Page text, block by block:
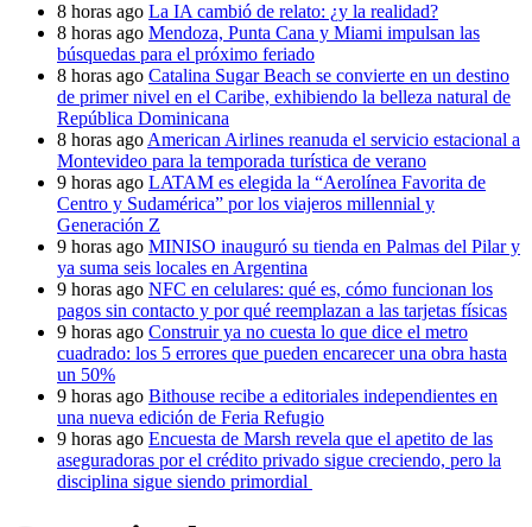
8 horas ago La IA cambió de relato: ¿y la realidad?
8 horas ago Mendoza, Punta Cana y Miami impulsan las
búsquedas para el próximo feriado
8 horas ago Catalina Sugar Beach se convierte en un destino
de primer nivel en el Caribe, exhibiendo la belleza natural de
República Dominicana
8 horas ago American Airlines reanuda el servicio estacional a
Montevideo para la temporada turística de verano
9 horas ago LATAM es elegida la “Aerolínea Favorita de
Centro y Sudamérica” por los viajeros millennial y
Generación Z
9 horas ago MINISO inauguró su tienda en Palmas del Pilar y
ya suma seis locales en Argentina
9 horas ago NFC en celulares: qué es, cómo funcionan los
pagos sin contacto y por qué reemplazan a las tarjetas físicas
9 horas ago Construir ya no cuesta lo que dice el metro
cuadrado: los 5 errores que pueden encarecer una obra hasta
un 50%
9 horas ago Bithouse recibe a editoriales independientes en
una nueva edición de Feria Refugio
9 horas ago Encuesta de Marsh revela que el apetito de las
aseguradoras por el crédito privado sigue creciendo, pero la
disciplina sigue siendo primordial